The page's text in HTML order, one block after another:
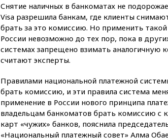
Снятие наличных в банкоматах не
Visa разрешила банкам, где клиенты
брать за это комиссию. Но применить
России невозможно до тех пор, пока в
системах запрещено взимать аналогичную
считают эксперты.
Правилами национальной платежной
брать комиссию, и эти правила система
применение в России нового принципа
владельцам банкоматов брать комиссию с
карт «чужих» банков, пояснила
«Национальный платежный совет» Алма